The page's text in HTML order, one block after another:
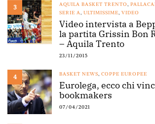
3 AQUILA BASKET TRENTO,
SERIE A, ULTIMISSIME, VIDEO
Video intervista a
la partita Grissin Bon
– Aquila Trento
23/11/2015
4 BASKET NEWS, COPPE EUROPEE
Eurolega, ecco chi
bookmakers
07/04/2021